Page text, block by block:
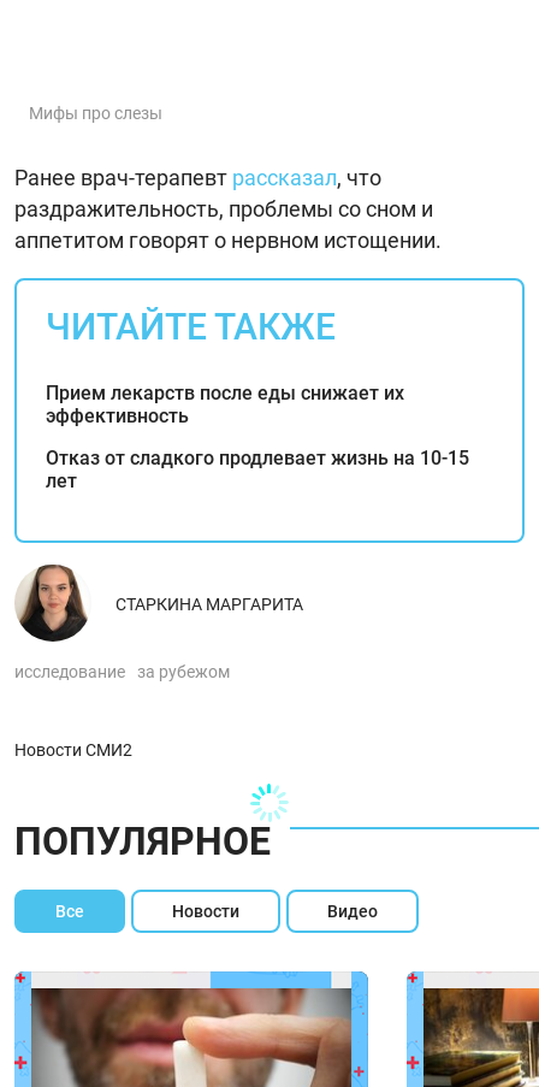
Мифы про слезы
Ранее врач-терапевт рассказал, что
раздражительность, проблемы со сном и
аппетитом говорят о нервном истощении.
ЧИТАЙТЕ ТАКЖЕ
Прием лекарств после еды снижает их
эффективность
Отказ от сладкого продлевает жизнь на 10-15
лет
СТАРКИНА МАРГАРИТА
исследование за рубежом
Новости СМИ2
ПОПУЛЯРНОЕ
Все Новости Видео